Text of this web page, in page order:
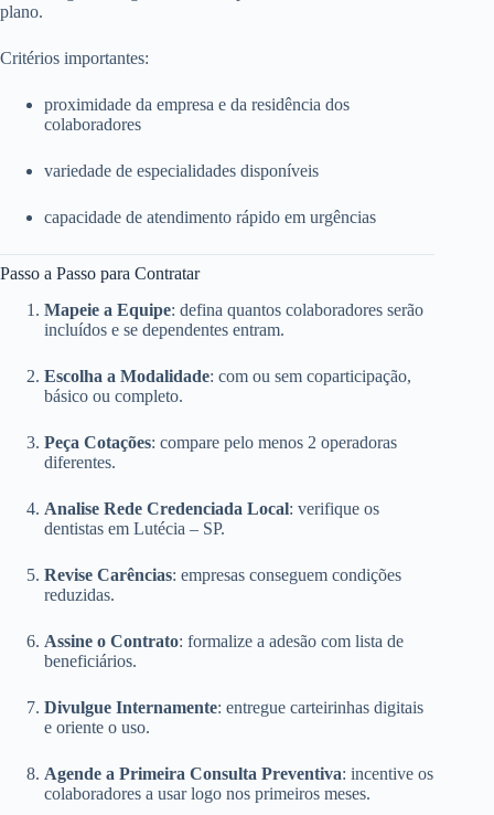
plano.
Critérios importantes:
proximidade da empresa e da residência dos
colaboradores
variedade de especialidades disponíveis
capacidade de atendimento rápido em urgências
Passo a Passo para Contratar
Mapeie a Equipe: defina quantos colaboradores serão
incluídos e se dependentes entram.
Escolha a Modalidade: com ou sem coparticipação,
básico ou completo.
Peça Cotações: compare pelo menos 2 operadoras
diferentes.
Analise Rede Credenciada Local: verifique os
dentistas em Lutécia – SP.
Revise Carências: empresas conseguem condições
reduzidas.
Assine o Contrato: formalize a adesão com lista de
beneficiários.
Divulgue Internamente: entregue carteirinhas digitais
e oriente o uso.
Agende a Primeira Consulta Preventiva: incentive os
colaboradores a usar logo nos primeiros meses.